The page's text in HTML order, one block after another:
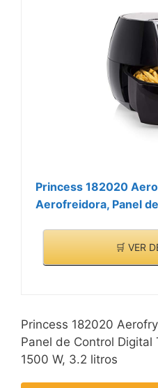
Princess 182020
Aerofreidora, Panel
🛒 VER
Princess 182020
Panel de Control Digital
1500 W, 3.2 litros